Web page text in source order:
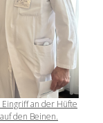
an der Hüfte
den Beinen.